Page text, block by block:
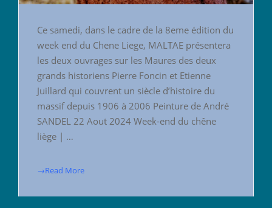
Ce samedi, dans le cadre de la 8eme édition du
week end du Chene Liege, MALTAE présentera
les deux ouvrages sur les Maures des deux
grands historiens Pierre Foncin et Etienne
Juillard qui couvrent un siècle d’histoire du
massif depuis 1906 à 2006 Peinture de André
SANDEL 22 Aout 2024 Week-end du chêne
liège | …
→Read More